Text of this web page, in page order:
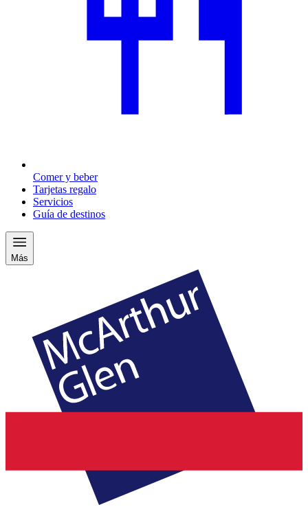
Comer y beber
Tarjetas regalo
Servicios
Guía de destinos
Más